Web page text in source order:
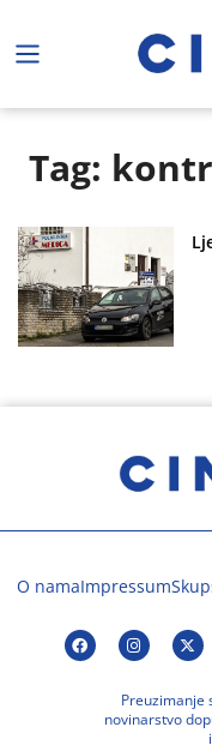
Tag:
O namaImpressum
Preuzimanje
novinarstvo